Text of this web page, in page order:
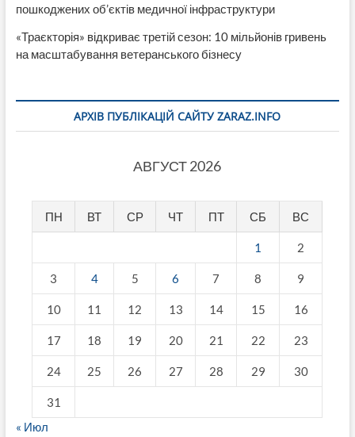
пошкоджених об’єктів медичної інфраструктури
«Траєкторія» відкриває третій сезон: 10 мільйонів гривень
на масштабування ветеранського бізнесу
АРХІВ ПУБЛІКАЦІЙ САЙТУ ZARAZ.INFO
АВГУСТ 2026
ПН ВТ СР ЧТ ПТ СБ ВС
1 2
3 4 5 6 7 8 9
10 11 12 13 14 15 16
17 18 19 20 21 22 23
24 25 26 27 28 29 30
31
« Июл